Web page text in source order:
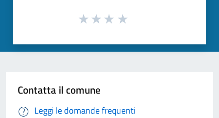
Contatta il comune
Leggi le domande frequenti